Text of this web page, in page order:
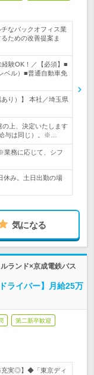
なバックオフィス業
ための改善提案ま
験OK！／【必須】■
ベル）■普通自動車免
り）】 本社／埼玉県
上、決定いたします
与は同じ）。※…
業務に応じて、シフ
休み。土日出勤の場
気になる
ランド×京成電鉄バス
ライバー】月給25万
第二新卒歓迎
充実◎】◆「東京ディ